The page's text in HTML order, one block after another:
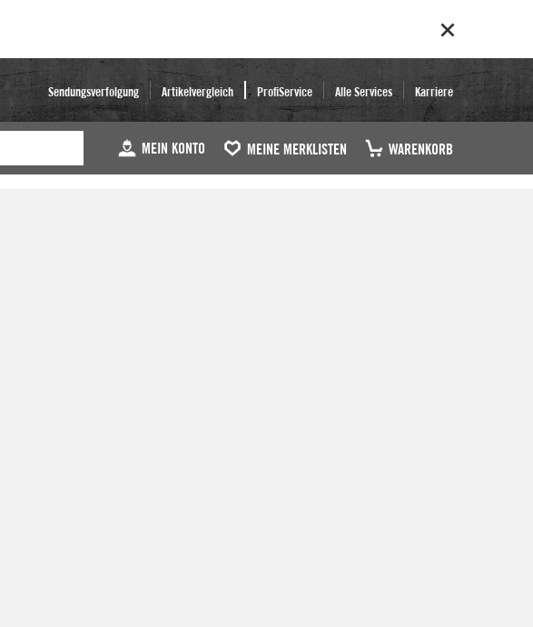
Sendungsverfolgung Artikelvergleich ProfiService Alle Services Karriere
MEIN KONTO MEINE MERKLISTEN WARENKORB